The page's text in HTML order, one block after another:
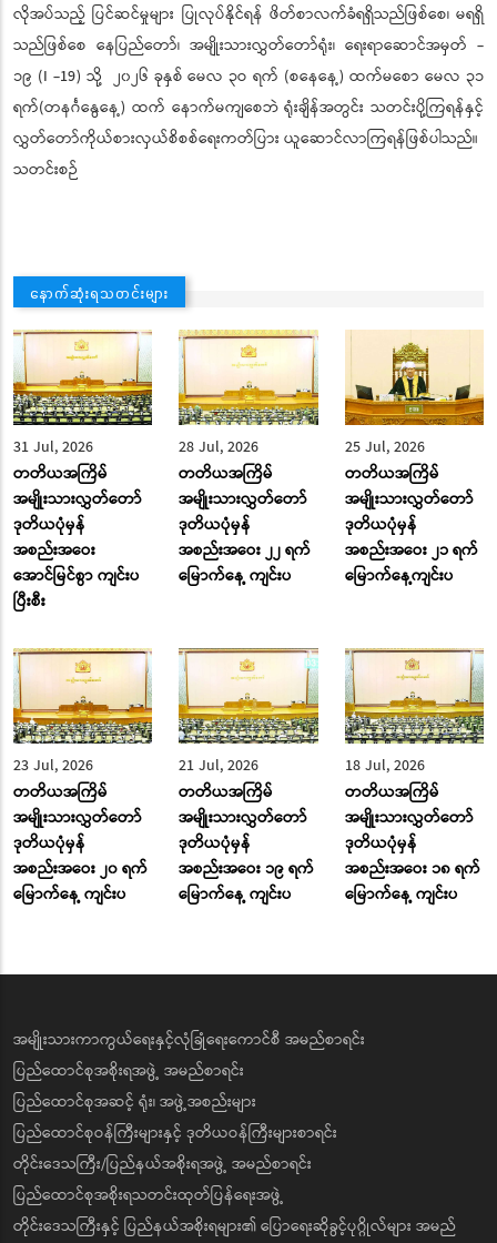
လိုအပ်သည့် ပြင်ဆင်မှုများ ပြုလုပ်နိုင်ရန် ဖိတ်စာလက်ခံရရှိသည်ဖြစ်စေ၊ မရရှိ
သည်ဖြစ်စေ နေပြည်တော်၊ အမျိုးသားလွှတ်တော်ရုံး၊ ရေးရာဆောင်အမှတ် -
၁၉ (I -19) သို့ ၂၀၂၆ ခုနှစ် မေလ ၃ဝ ရက် (စနေနေ့) ထက်မစော မေလ ၃၁
ရက်(တနင်္ဂနွေနေ့) ထက် နောက်မကျစေဘဲ ရုံးချိန်အတွင်း သတင်းပို့ကြရန်နှင့်
လွှတ်တော်ကိုယ်စားလှယ်စိစစ်ရေးကတ်ပြား ယူဆောင်လာကြရန်ဖြစ်ပါသည်။
သတင်းစဉ်
နောက်ဆုံးရသတင်းများ
31 Jul, 2026
တတိယအကြိမ်
အမျိုးသားလွှတ်တော်
ဒုတိယပုံမှန်
အစည်းအဝေး
အောင်မြင်စွာ ကျင်းပ
ပြီးစီး
28 Jul, 2026
တတိယအကြိမ်
အမျိုးသားလွှတ်တော်
ဒုတိယပုံမှန်
အစည်းအဝေး ၂၂ ရက်
မြောက်နေ့ ကျင်းပ
25 Jul, 2026
တတိယအကြိမ်
အမျိုးသားလွှတ်တော်
ဒုတိယပုံမှန်
အစည်းအဝေး ၂၁ ရက်
မြောက်နေ့ကျင်းပ
23 Jul, 2026
တတိယအကြိမ်
အမျိုးသားလွှတ်တော်
ဒုတိယပုံမှန်
အစည်းအဝေး ၂၀ ရက်
မြောက်နေ့ ကျင်းပ
21 Jul, 2026
တတိယအကြိမ်
အမျိုးသားလွှတ်တော်
ဒုတိယပုံမှန်
အစည်းအဝေး ၁၉ ရက်
မြောက်နေ့ ကျင်းပ
18 Jul, 2026
တတိယအကြိမ်
အမျိုးသားလွှတ်တော်
ဒုတိယပုံမှန်
အစည်းအဝေး ၁၈ ရက်
မြောက်နေ့ ကျင်းပ
အမျိုးသားကာကွယ်ရေးနှင့်လုံခြုံရေးကောင်စီ အမည်စာရင်း
ပြည်ထောင်စုအစိုးရအဖွဲ့ အမည်စာရင်း
ပြည်ထောင်စုအဆင့် ရုံး၊ အဖွဲ့အစည်းများ
ပြည်ထောင်စုဝန်ကြီးများနှင့် ဒုတိယဝန်ကြီးများစာရင်း
တိုင်းဒေသကြီး/ပြည်နယ်အစိုးရအဖွဲ့ အမည်စာရင်း
ပြည်ထောင်စုအစိုးရသတင်းထုတ်ပြန်ရေးအဖွဲ့
တိုင်းဒေသကြီးနှင့် ပြည်နယ်အစိုးရများ၏ ပြောရေးဆိုခွင့်ပုဂ္ဂိုလ်များ အမည်